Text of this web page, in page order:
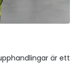
är ett